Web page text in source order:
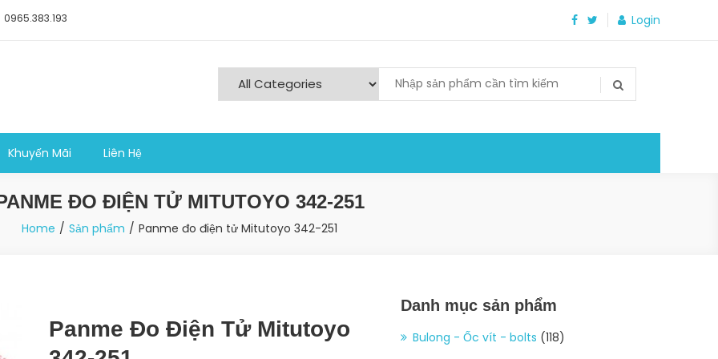
0965.383.193 Login
Khuyến Mãi Liên Hệ
ĐO ĐIỆN TỬ MITUTOYO 342-251
Home Sản phẩm Panme đo điện tử Mitutoyo 342-251
Panme Đo Điện Tử Mitutoyo
Danh mục sản phẩm
Bulong - Ốc vít - bolts (118)